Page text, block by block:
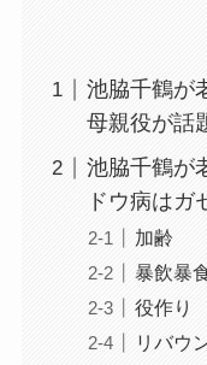
池脇千鶴が
母親役が話
池脇千鶴が
ドウ病はガ
加齢
暴飲暴
役作り
リバウ